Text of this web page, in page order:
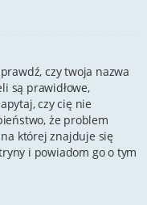
czy twoja nazwa
są prawidłowe,
czy cię nie
że problem
której znajduje się
i powiadom go o tym